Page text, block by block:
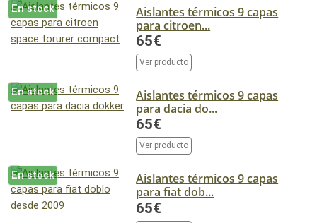
En stock
Aislantes térmicos 9 capas
para citroen...
65€
Ver producto
En stock
Aislantes térmicos 9 capas
para dacia do...
65€
Ver producto
En stock
Aislantes térmicos 9 capas
para fiat dob...
65€